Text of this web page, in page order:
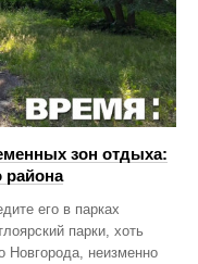
зон отдыха:
района
его в парках
парки, хоть
Новгорода, неизменно